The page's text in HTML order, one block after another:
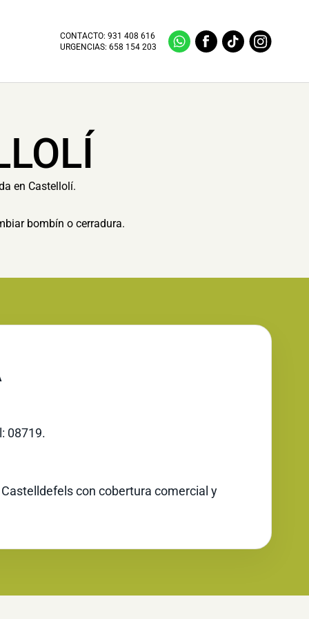
CONTACTO:931 408 616
URGENCIAS:658 154 203
en Castellolí.
bombín o cerradura.
08719.
con cobertura comercial y